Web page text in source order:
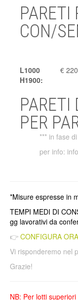
PARETI
CON/
L1000
H1900:
€
PARETI
PER
*** in fase
per info:
*Misure espresse in
TEMPI MEDI DI
gg lavorativi da
👉 CONFIGURA
Vi risponderemo nel
Grazie!
NB: Per lotti